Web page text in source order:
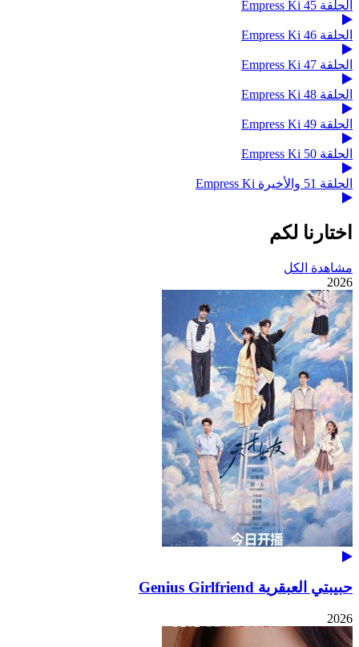
الحلقة 45 Empress Ki
الحلقة 46 Empress Ki
الحلقة 47 Empress Ki
الحلقة 48 Empress Ki
الحلقة 49 Empress Ki
الحلقة 50 Empress Ki
الحلقة 51 والأخيرة Empress Ki
اختارنا لكم
مشاهدة الكل
2026
حبيبتي العبقرية Genius Girlfriend
2026